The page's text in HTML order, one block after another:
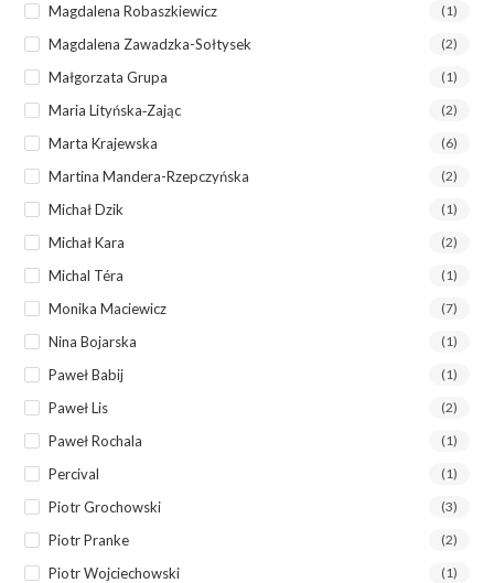
Magdalena Robaszkiewicz (1)
Magdalena Zawadzka-Sołtysek (2)
Małgorzata Grupa (1)
Maria Lityńska‐Zając (2)
Marta Krajewska (6)
Martina Mandera-Rzepczyńska (2)
Michał Dzik (1)
Michał Kara (2)
Michal Téra (1)
Monika Maciewicz (7)
Nina Bojarska (1)
Paweł Babij (1)
Paweł Lis (2)
Paweł Rochala (1)
Percival (1)
Piotr Grochowski (3)
Piotr Pranke (2)
Piotr Wojciechowski (1)